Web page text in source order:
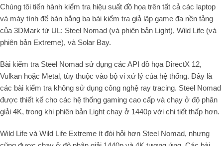
Chúng tôi tiến hành kiểm tra hiệu suất đồ họa trên tất cả các laptop
và máy tính để bàn bằng ba bài kiểm tra giả lập game đa nền tảng
của 3DMark từ UL: Steel Nomad (và phiên bản Light), Wild Life (và
phiên bản Extreme), và Solar Bay.
Bài kiểm tra Steel Nomad sử dụng các API đồ họa DirectX 12,
Vulkan hoặc Metal, tùy thuộc vào bộ vi xử lý của hệ thống. Đây là
các bài kiểm tra không sử dụng công nghệ ray tracing. Steel Nomad
được thiết kế cho các hệ thống gaming cao cấp và chạy ở độ phân
giải 4K, trong khi phiên bản Light chạy ở 1440p với chi tiết thấp hơn.
Wild Life và Wild Life Extreme ít đòi hỏi hơn Steel Nomad, nhưng